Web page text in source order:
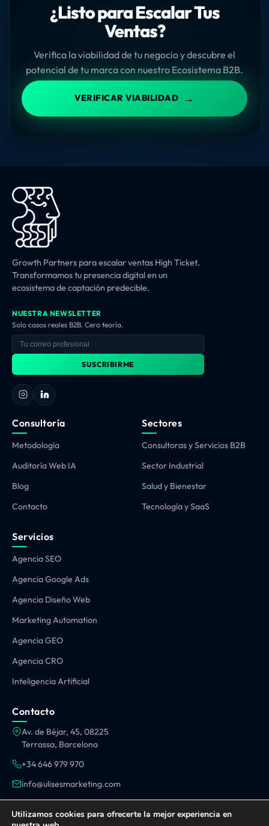
¿Listo para Escalar Tus
Ventas?
Verifica la viabilidad de tu negocio y descubre el
potencial de tu marca con nuestro Ecosistema B2B.
VERIFICAR VIABILIDAD →
Growth Partners para escalar ventas High Ticket.
Transformamos tu presencia digital en un
ecosistema de captación predecible.
NUESTRA NEWSLETTER
Solo casos reales B2B. Cero teoría.
SUSCRIBIRME
Consultoría
Metodología
Auditoría Web IA
Blog
Contacto
Servicios
Agencia SEO
Agencia Google Ads
Agencia Diseño Web
Marketing Automation
Agencia GEO
Agencia CRO
Inteligencia Artificial
Sectores
Consultoras y Servicios B2B
Sector Industrial
Salud y Bienestar
Tecnología y SaaS
Contacto
Av. de Béjar, 45, 08225
Terrassa, Barcelona
+34 646 979 970
info@ulisesmarketing.com
OPERAMOS EN TODA ESPAÑA:
Barcelona · Madrid Valencia Terrassa Sabadell
Utilizamos cookies para ofrecerte la mejor experiencia en